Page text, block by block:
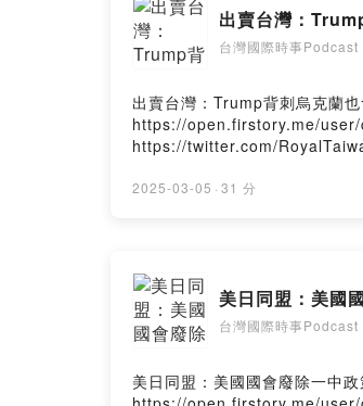
出賣台灣：
台灣國際時事Podcast
出賣台灣：Trump背刺烏克蘭
https://open.firstory.me/user/
https://twitter.com/
2025-03-05 · 31 分
美日同盟：美國
台灣國際時事Podcast
美日同盟：美國國會廢除一中